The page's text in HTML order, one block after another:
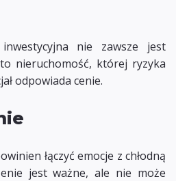
nie zawsze jest
nieruchomość, której ryzyka
odpowiada cenie.
łączyć emocje z chłodną
jest ważne, ale nie może